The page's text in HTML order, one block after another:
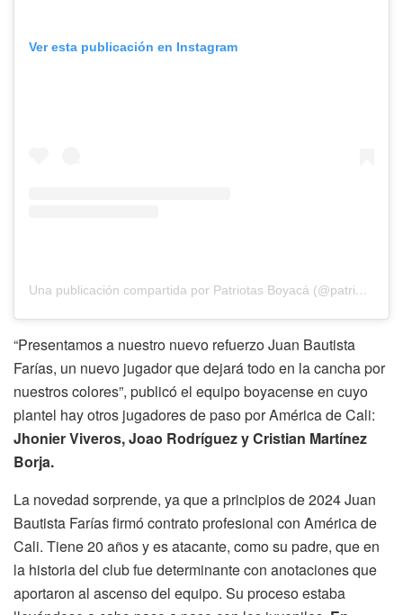
Ver esta publicación en Instagram
Una publicación compartida por Patriotas Boyacá (@patriotasboyfc)
“Presentamos a nuestro nuevo refuerzo Juan Bautista
Farías, un nuevo jugador que dejará todo en la cancha por
nuestros colores”, publicó el equipo boyacense en cuyo
plantel hay otros jugadores de paso por América de Cali:
Jhonier Viveros, Joao Rodríguez y Cristian Martínez
Borja.
La novedad sorprende, ya que a principios de 2024 Juan
Bautista Farías firmó contrato profesional con América de
Cali. Tiene 20 años y es atacante, como su padre, que en
la historia del club fue determinante con anotaciones que
aportaron al ascenso del equipo. Su proceso estaba